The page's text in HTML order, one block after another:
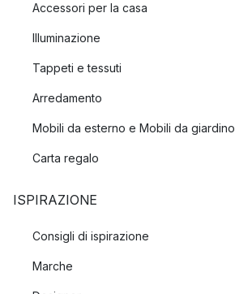
Accessori per la casa
Illuminazione
Tappeti e tessuti
Arredamento
Mobili da esterno e Mobili da giardino
Carta regalo
ISPIRAZIONE
Consigli di ispirazione
Marche